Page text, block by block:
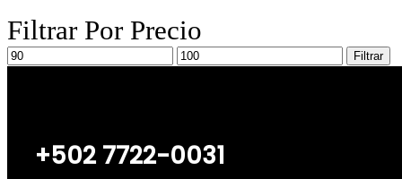
Filtrar Por Precio
Filtrar
+502 7722-0031